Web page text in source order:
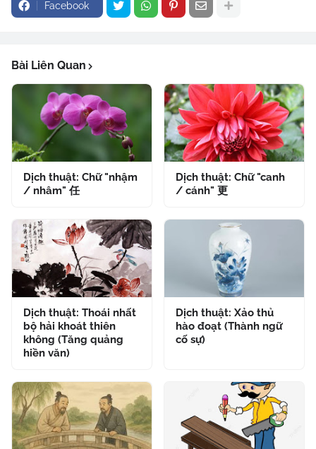
Facebook
Bài Liên Quan
Dịch thuật: Chữ "nhậm
/ nhâm" 任
Dịch thuật: Chữ "canh
/ cánh" 更
Dịch thuật: Thoái nhất
bộ hải khoát thiên
không (Tăng quảng
hiền văn)
Dịch thuật: Xảo thủ
hào đoạt (Thành ngữ
cố sự)